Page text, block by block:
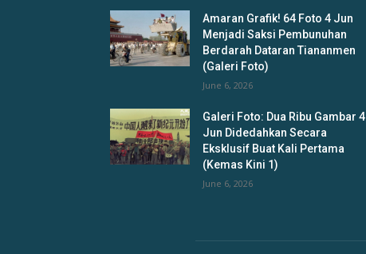
Amaran Grafik! 64 Foto 4 Jun
Menjadi Saksi Pembunuhan
Berdarah Dataran Tiananmen
(Galeri Foto)
June 6, 2026
Galeri Foto: Dua Ribu Gambar 4
Jun Didedahkan Secara
Eksklusif Buat Kali Pertama
(Kemas Kini 1)
June 6, 2026